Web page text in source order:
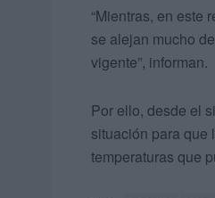
“Mientras, en este
se alejan mucho
vigente”, informan.
Por ello, desde el
situación para que
temperaturas que